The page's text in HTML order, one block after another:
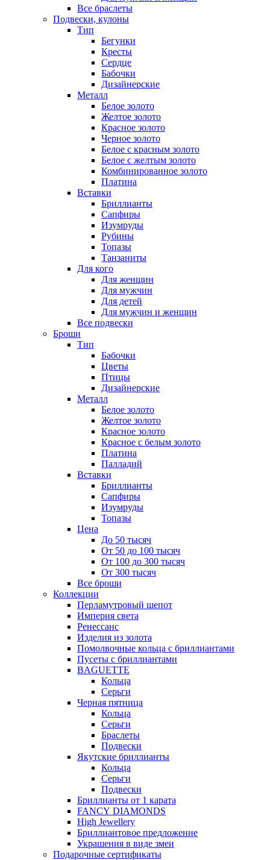
Все браслеты
Подвески, кулоны
Тип
Бегунки
Кресты
Сердце
Бабочки
Дизайнерские
Металл
Белое золото
Желтое золото
Красное золото
Черное золото
Белое с красным золото
Белое с желтым золото
Комбинированное золото
Платина
Вставки
Бриллианты
Сапфиры
Изумруды
Рубины
Топазы
Танзаниты
Для кого
Для женщин
Для мужчин
Для детей
Для мужчин и женщин
Все подвески
Броши
Тип
Бабочки
Цветы
Птицы
Дизайнерские
Металл
Белое золото
Желтое золото
Красное золото
Красное с белым золото
Платина
Палладий
Вставки
Бриллианты
Сапфиры
Изумруды
Топазы
Цена
До 50 тысяч
От 50 до 100 тысяч
От 100 до 300 тысяч
От 300 тысяч
Все броши
Коллекции
Перламутровый шепот
Империя света
Ренессанс
Изделия из золота
Помолвочные кольца с бриллиантами
Пусеты с бриллиантами
BAGUETTE
Кольца
Серьги
Черная пятница
Кольца
Серьги
Браслеты
Подвески
Якутские бриллианты
Кольца
Серьги
Подвески
Бриллианты от 1 карата
FANCY DIAMONDS
High Jewellery
Бриллиантовое предложение
Украшения в виде змеи
Подарочные сертификаты